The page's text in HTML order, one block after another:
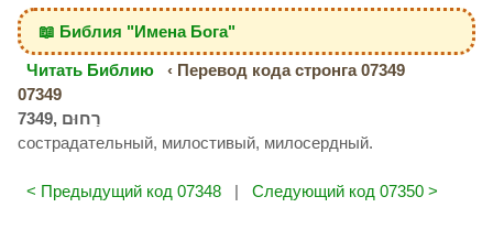
📖 Библия "Имена Бога"
Читать Библию
‹ Перевод кода стронга 07349
07349
сострадательный, милостивый, милосердный.
< Предыдущий код 07348 | Следующий код 07350 >